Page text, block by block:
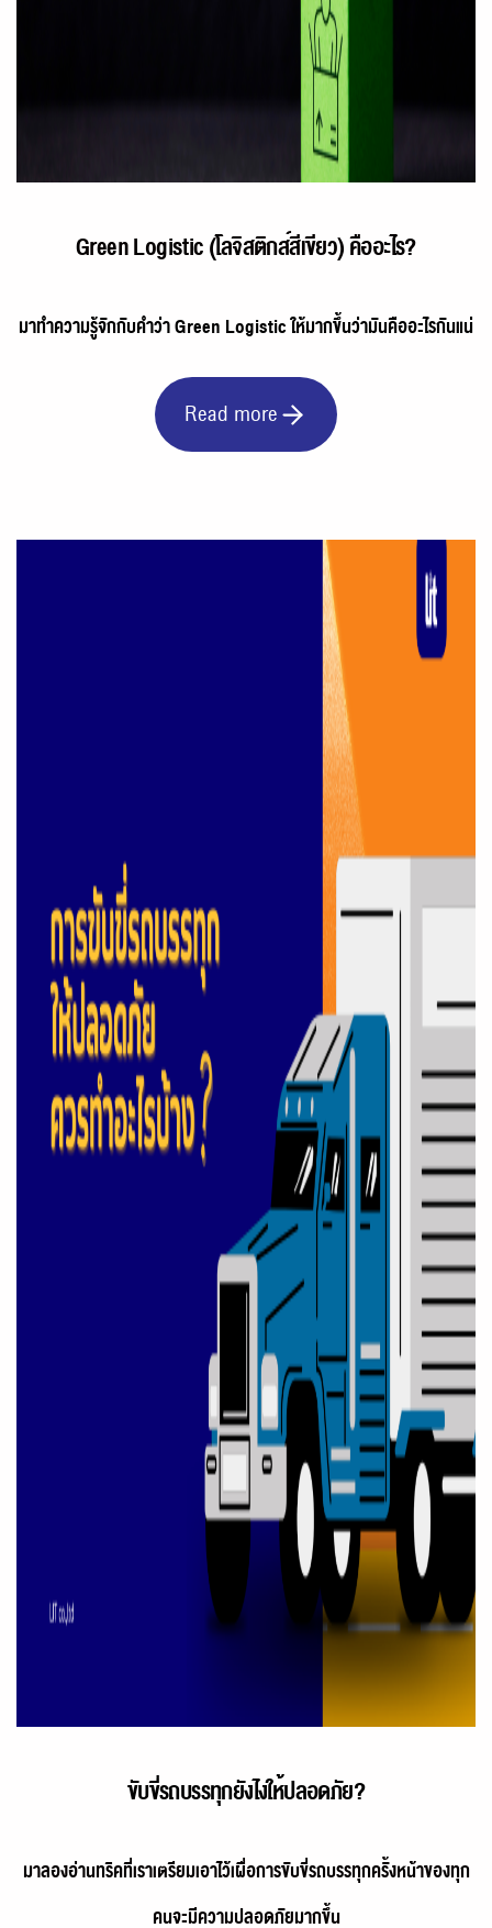
Green Logistic (โลจิสติกส์สีเขียว) คืออะไร?
มาทำความรู้จักกับคำว่า Green Logistic ให้มากขึ้นว่ามันคืออะไรกันแน่
Read more
ขับขี่รถบรรทุกยังไงให้ปลอดภัย?
มาลองอ่านทริคที่เราเตรียมเอาไว้เผื่อการขับขี่รถบรรทุกครั้งหน้าของทุก
คนจะมีความปลอดภัยมากขึ้น